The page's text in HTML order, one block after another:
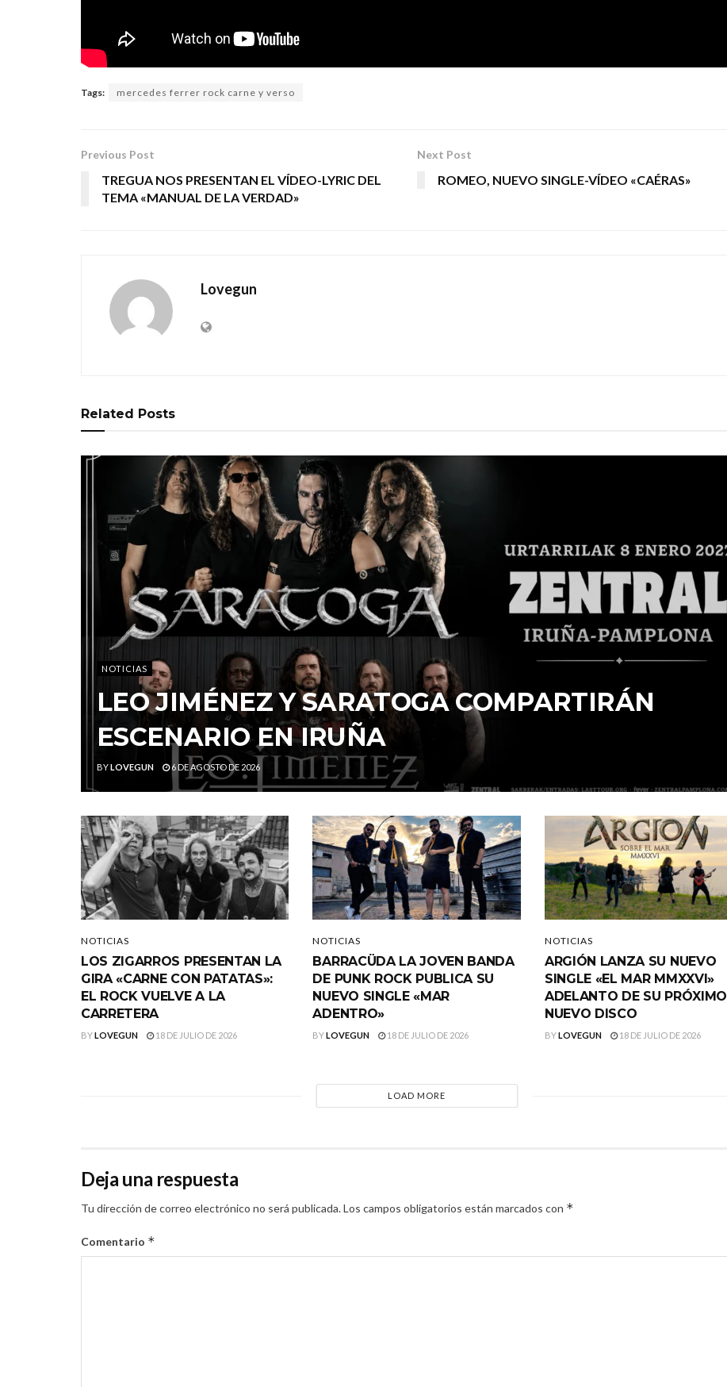
Tags: mercedes ferrer rock carne y verso
Previous Post
TREGUA NOS PRESENTAN EL VÍDEO-LYRIC DEL
TEMA «MANUAL DE LA VERDAD»
Next Post
ROMEO, NUEVO SINGLE-VÍDEO «CAÉRAS»
Lovegun
Related Posts
NOTICIAS
LEO JIMÉNEZ Y SARATOGA COMPARTIRÁN
ESCENARIO EN IRUÑA
BYLOVEGUN 6 DE AGOSTO DE 2026
NOTICIAS
LOS ZIGARROS PRESENTAN LA
GIRA «CARNE CON PATATAS»:
EL ROCK VUELVE A LA
CARRETERA
BYLOVEGUN 18 DE JULIO DE 2026
NOTICIAS
BARRACÜDA LA JOVEN BANDA
DE PUNK ROCK PUBLICA SU
NUEVO SINGLE «MAR
ADENTRO»
BYLOVEGUN 18 DE JULIO DE 2026
NOTICIAS
ARGIÓN LANZA SU NUEVO
SINGLE «EL MAR MMXXVI»
ADELANTO DE SU PRÓXIMO
NUEVO DISCO
BYLOVEGUN 18 DE JULIO DE 2026
LOAD MORE
Deja una respuesta
Tu dirección de correo electrónico no será publicada.Los campos obligatorios están marcados con *
Comentario *